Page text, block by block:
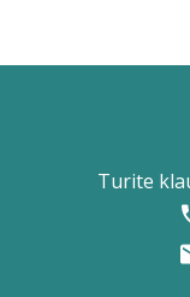
Turite